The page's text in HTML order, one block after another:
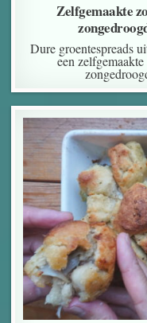
Zelfgemaakte
Dure groentespreads
een